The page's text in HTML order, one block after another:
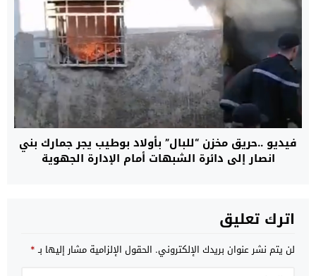
فيديو ..حريق مخزن “للبال” بأولاد بوطيب يجر جمارك بني
انصار إلى دائرة الشبهات أمام الإدارة الجهوية
اترك تعليق
لن يتم نشر عنوان بريدك الإلكتروني. الحقول الإلزامية مشار إليها بـ*